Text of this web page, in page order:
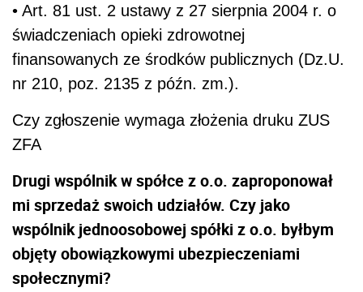
• Art. 81 ust. 2 ustawy z 27 sierpnia 2004 r. o
świadczeniach opieki zdrowotnej
finansowanych ze środków publicznych (Dz.U.
nr 210, poz. 2135 z późn. zm.).
Czy zgłoszenie wymaga złożenia druku ZUS
ZFA
Drugi wspólnik w spółce z o.o. zaproponował
mi sprzedaż swoich udziałów. Czy jako
wspólnik jednoosobowej spółki z o.o. byłbym
objęty obowiązkowymi ubezpieczeniami
społecznymi?